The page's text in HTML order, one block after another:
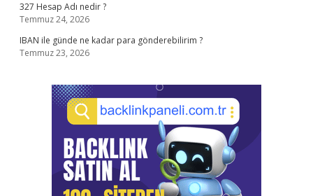
327 Hesap Adı nedir ?
Temmuz 24, 2026
IBAN ile günde ne kadar para gönderebilirim ?
Temmuz 23, 2026